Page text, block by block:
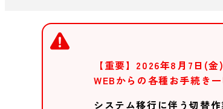
【重要】2026年8月7日(
WEBからの各種お手続き
システム移行に伴う切替